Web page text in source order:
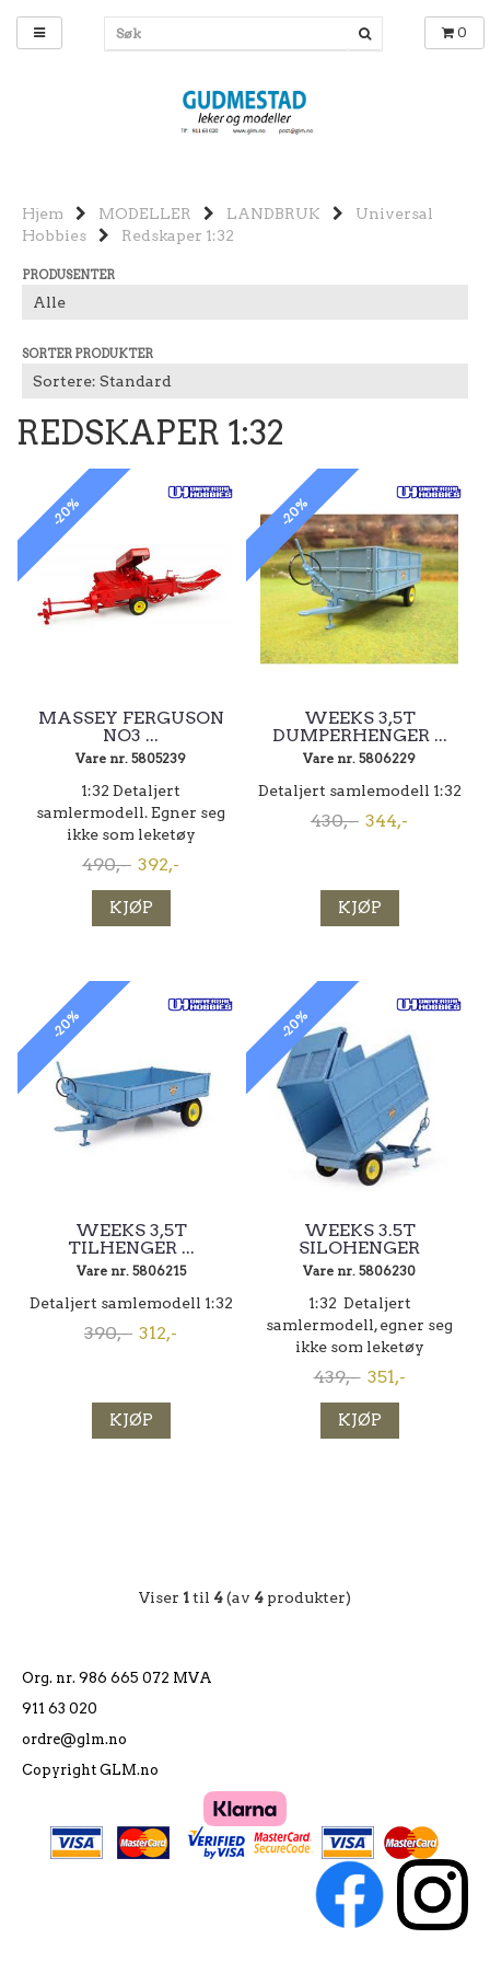
0
Hjem MODELLER LANDBRUK
Universal
Hobbies
Redskaper 1:32
PRODUSENTER
SORTER PRODUKTER
REDSKAPER 1:32
-20%
MASSEY FERGUSON
NO3 ...
Vare nr. 5805239
1:32 Detaljert
samlermodell. Egner seg
ikke som leketøy
490,- 392,-
KJØP
-20%
WEEKS 3,5T
DUMPERHENGER ...
Vare nr. 5806229
Detaljert samlemodell 1:32
430,- 344,-
KJØP
-20%
WEEKS 3,5T
TILHENGER ...
Vare nr. 5806215
Detaljert samlemodell 1:32
390,- 312,-
KJØP
-20%
WEEKS 3.5T
SILOHENGER
Vare nr. 5806230
1:32 Detaljert
samlermodell, egner seg
ikke som leketøy
439,- 351,-
KJØP
Viser 1til 4(av 4 produkter)
Org. nr. 986 665 072 MVA
911 63 020
ordre@glm.no
Copyright GLM.no